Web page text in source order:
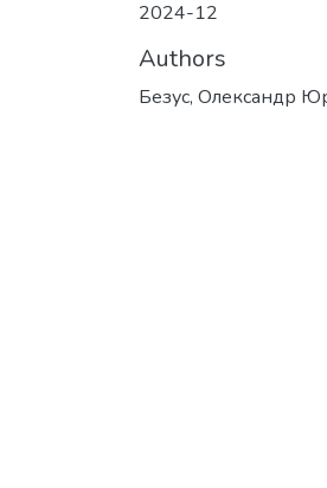
2024-12
Authors
Безус, Олександр